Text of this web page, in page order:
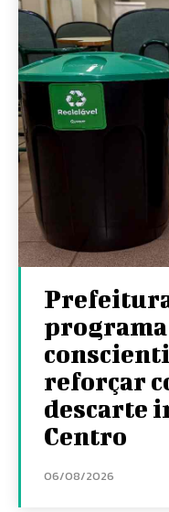
programa
reforçar
descarte
Centro
06/08/2026